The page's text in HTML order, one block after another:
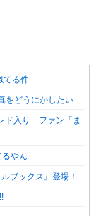
てる件
をどうにかしたい
ド入り ファン「ま
やん
ブックス』登場！